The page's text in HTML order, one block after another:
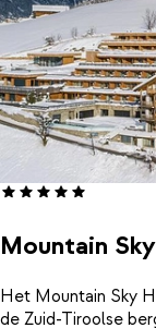
Mountain
Het Mountain Sky
de Zuid-Tiroolse